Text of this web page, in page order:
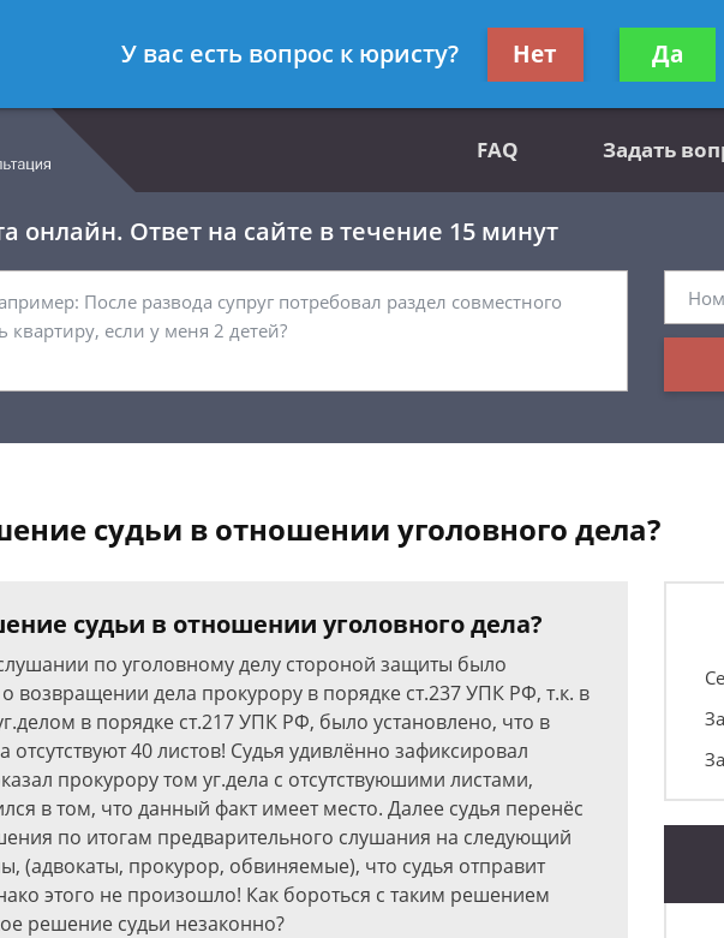
по уголовным делам
Получите
FAQ Задать
онлайн. Ответ на сайте в течение 15 минут
судьи в отношении уголовного дела?
судьи в отношении уголовного дела?
по уголовному делу стороной защиты было
возвращении дела прокурору в порядке ст.237 УПК РФ, т.к. в
в порядке ст.217 УПК РФ, было установлено, что в
отсутствуют 40 листов! Судья удивлённо зафиксировал
прокурору том уг.дела с отсутствуюшими листами,
в том, что данный факт имеет место. Далее судья перенёс
по итогам предварительного слушания на следующий
(адвокаты, прокурор, обвиняемые), что судья отправит
этого не произошло! Как бороться с таким решением
решение судьи незаконно?
У вас есть вопрос к юристу? Нет Да